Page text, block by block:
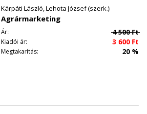
Kárpáti László, Lehota József (szerk.)
Agrármarketing
Ár: 4 500Ft
Kiadói ár: 3 600 Ft
Megtakarítás: 20 %